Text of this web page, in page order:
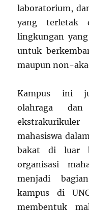
laboratorium,
yang terletak
lingkungan
untuk
maupun non-
Kampus ini
olahraga
mahasiswa
bakat di luar
organisasi
menjadi
kampus di
membentuk